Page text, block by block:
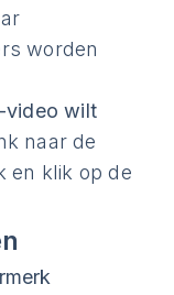
worden
video wilt
naar de
en klik op de